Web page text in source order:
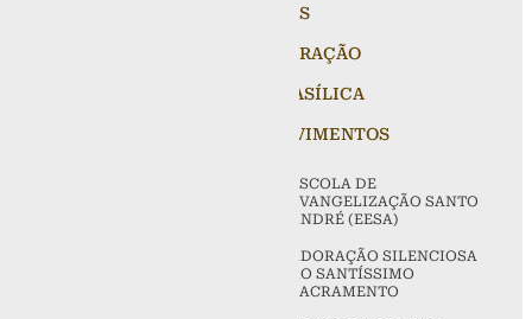
NOTÍCIAS
PEDIDOS DE ORAÇÃO
FALE COM A BASÍLICA
PASTORAIS E MOVIMENTOS
ESCOLA DE
EVANGELIZAÇÃO SANTO
ANDRÉ (EESA)
ADORAÇÃO SILENCIOSA
AO SANTÍSSIMO
SACRAMENTO